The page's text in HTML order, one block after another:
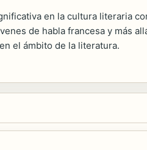
en la cultura literaria
de habla francesa y más
el ámbito de la literatura.